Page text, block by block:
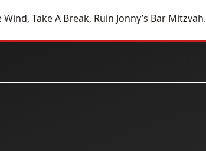
Take A Break, Ruin Jonny’s Bar Mitzvah.